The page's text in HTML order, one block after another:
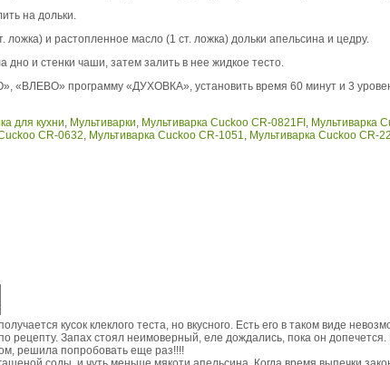
на дольки.
ложка) и растопленное масло (1 ст. ложка) дольки апельсина и цедру.
дно и стенки чаши, затем залить в нее жидкое тесто.
«ВЛЕВО» программу «ДУХОВКА», установить время 60 минут и 3
для кухни, Мультиварки, Мультиварка Cuckoo CR-0821FI , Мультиварка
CR-0632, Мультиварка Cuckoo CR-1051, Мультиварка Cuckoo CR-
кусок клеклого теста, но вкусного. Есть его в таком виде
рецепту. Запах стоял неимоверный, еле дождались, пока он допечется.
решила попробовать еще раз!!!!